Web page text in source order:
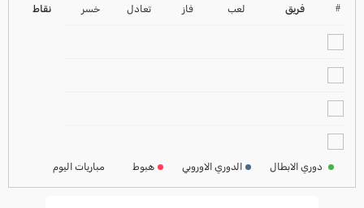
2024-2025
ترتيب الدوري الايطالي
# فريق لعب فاز تعادل خسر نقاط
دوري الابطال الدوري الاوروبي هبوط مباريات اليوم